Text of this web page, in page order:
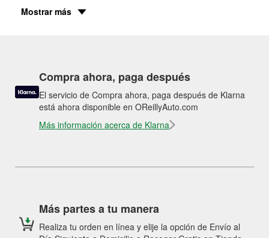
Mostrar más
Compra ahora, paga después
El servicio de Compra ahora, paga después de Klarna
está ahora disponible en OReillyAuto.com
Más información acerca de Klarna
Más partes a tu manera
Realiza tu orden en línea y elije la opción de Envío al